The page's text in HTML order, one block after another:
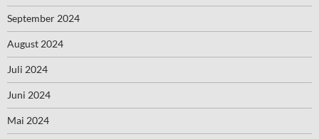
September 2024
August 2024
Juli 2024
Juni 2024
Mai 2024